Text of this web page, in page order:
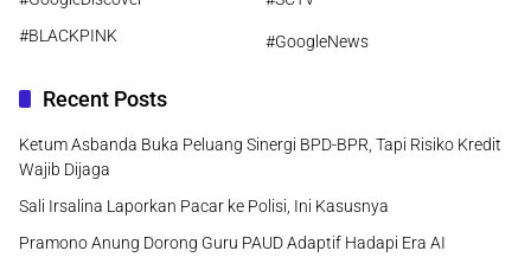
#BLACKPINK
#GoogleNews
Recent Posts
Ketum Asbanda Buka Peluang Sinergi BPD-BPR, Tapi Risiko Kredit
Wajib Dijaga
Sali Irsalina Laporkan Pacar ke Polisi, Ini Kasusnya
Pramono Anung Dorong Guru PAUD Adaptif Hadapi Era AI